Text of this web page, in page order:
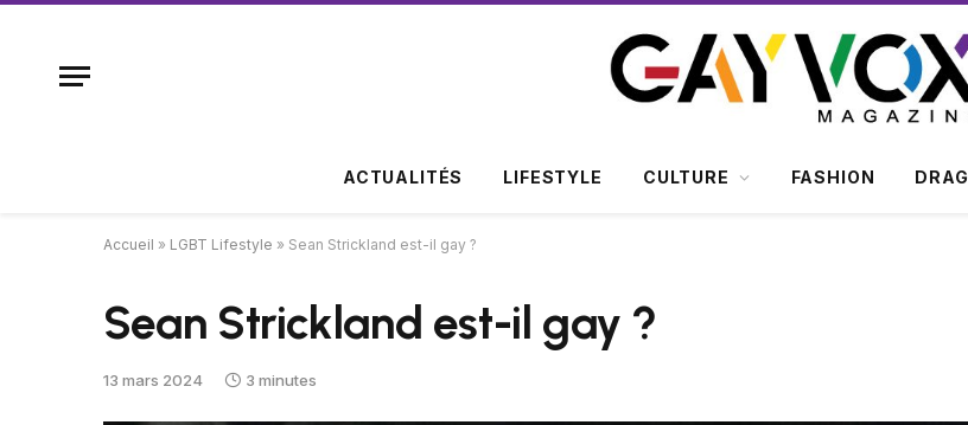
ACTUALITÉS LIFESTYLE CULTURE FASHION DRAG
Accueil » LGBT Lifestyle » Sean Strickland est-il gay ?
Sean Strickland est-il gay ?
13 mars 2024 3 minutes